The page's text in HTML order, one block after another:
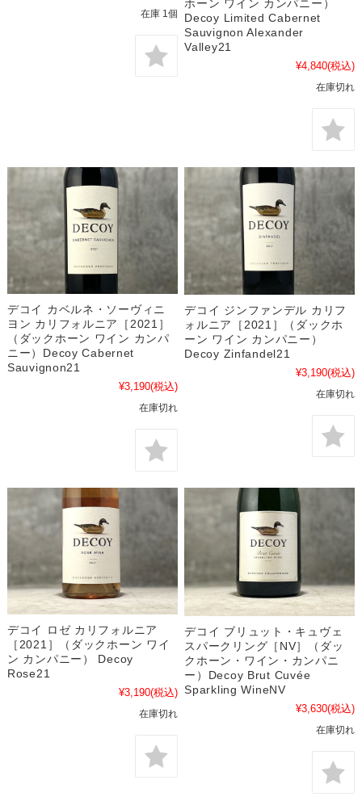
在庫 1個
ホーン ワイン カンパニー）
Decoy Limited Cabernet
Sauvignon Alexander
Valley21
¥4,840(税込)
在庫切れ
デコイ カベルネ・ソーヴィニ
ヨン カリフォルニア［2021］
（ダックホーン ワイン カンパ
ニー）Decoy Cabernet
Sauvignon21
¥3,190(税込)
在庫切れ
デコイ ジンファンデル カリフ
ォルニア［2021］（ダックホ
ーン ワイン カンパニー）
Decoy Zinfandel21
¥3,190(税込)
在庫切れ
デコイ ロゼ カリフォルニア
［2021］（ダックホーン ワイ
ン カンパニー） Decoy
Rose21
¥3,190(税込)
在庫切れ
デコイ ブリュット・キュヴェ
スパークリング［NV］（ダッ
クホーン・ワイン・カンパニ
ー）Decoy Brut Cuvée
Sparkling WineNV
¥3,630(税込)
在庫切れ